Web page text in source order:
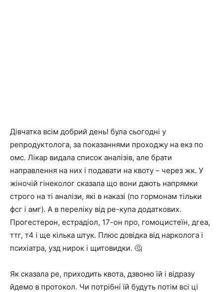
Дівчатка всім добрий день! була сьогодні у
репродуктолога, за показаннями проходжу на екз по
омс. Лікар видала список аналізів, але брати
направлення на них і подавати на квоту – через жк. У
жіночій гінеколог сказала що вони дають напрямки
строго на ті аналізи, які в наказі (по гормонам тільки
фсг і амг). А в переліку від ре-купа додаткових.
Прогестерон, естрадіол, 17-он про, гомоцистеїн, дгеа,
ттг, т4 і ще кілька штук. Плюс довідка від нарколога і
психіатра, узд нирок і щитовидки. 🤔
Як сказала ре, приходить квота, дзвоню їй і відразу
йдемо в протокол. Чи потрібні їй будуть потім всі ці